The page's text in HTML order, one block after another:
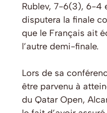
Rublev, 7-6(3), 6-4
disputera la finale
que le Français ait
l’autre demi-finale.
Lors de sa
être parvenu à
du Qatar Open,